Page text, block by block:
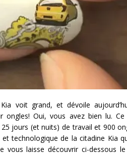
voit grand, et dévoile
ongles! Oui, vous avez bien lu.
jours (et nuits) de travail et 900
technologique de la citadine Kia
vous laisse découvrir ci-dessous